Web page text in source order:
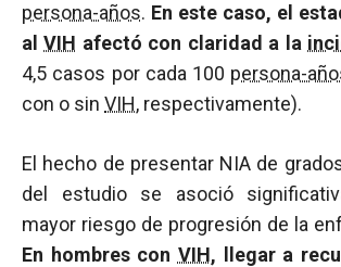
persona-años. En este caso, el
alVIH afectó con claridad a la
4,5 casos por cada 100 persona-
con o sin VIH, respectivamente).
El hecho de presentar NIA de
del estudio se asoció
mayor riesgo de progresión de la
En hombres con VIH, llegar a